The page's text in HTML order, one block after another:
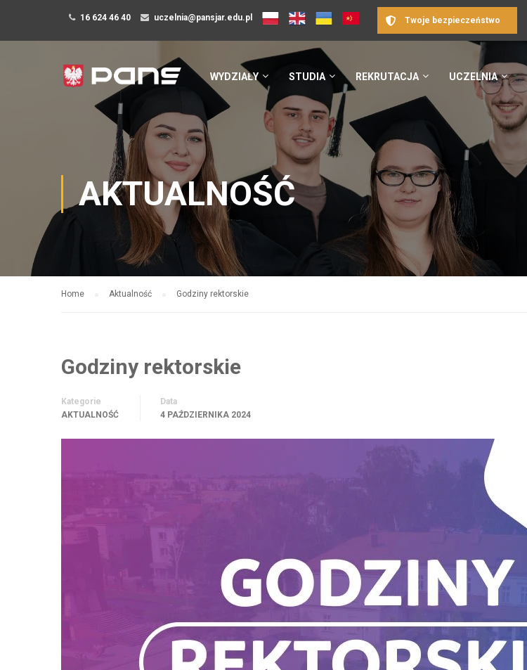
16 624 46 40 uczelnia@pansjar.edu.pl Twoje bezpieczeństwo
WYDZIAŁY STUDIA REKRUTACJA UCZELNIA
AKTUALNOŚĆ
Home Aktualność Godziny rektorskie
Godziny rektorskie
Kategorie
AKTUALNOŚĆ
Data
4 PAŹDZIERNIKA 2024